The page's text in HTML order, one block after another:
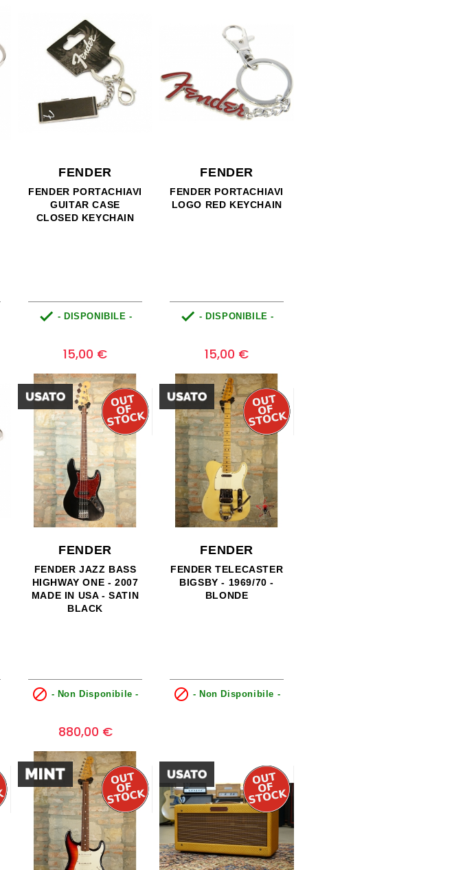
FENDER
FENDER PORTACHIAVI
GUITAR CASE
CLOSED KEYCHAIN
 - DISPONIBILE -
15,00 €
FENDER
FENDER PORTACHIAVI
LOGO RED KEYCHAIN
 - DISPONIBILE -
15,00 €
FENDER
FENDER JAZZ BASS
HIGHWAY ONE - 2007
MADE IN USA - SATIN
BLACK
 - Non Disponibile -
880,00 €
FENDER
FENDER TELECASTER
BIGSBY - 1969/70 -
BLONDE
 - Non Disponibile -